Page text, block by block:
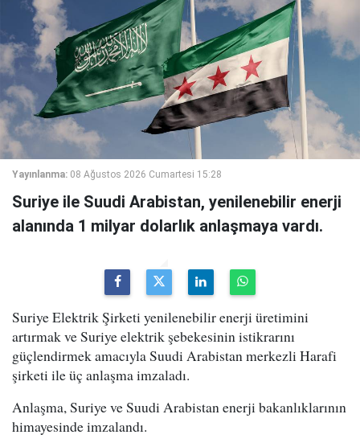
Yayınlanma: 08 Ağustos 2026 Cumartesi 15:28
Suriye ile Suudi Arabistan, yenilenebilir enerji
alanında 1 milyar dolarlık anlaşmaya vardı.
Suriye Elektrik Şirketi yenilenebilir enerji üretimini
artırmak ve Suriye elektrik şebekesinin istikrarını
güçlendirmek amacıyla Suudi Arabistan merkezli Harafi
şirketi ile üç anlaşma imzaladı.
Anlaşma, Suriye ve Suudi Arabistan enerji bakanlıklarının
himayesinde imzalandı.